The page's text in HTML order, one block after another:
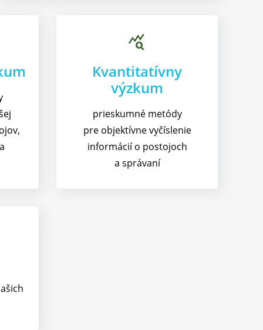
query_stats
Kvantitatívny
výzkum​
prieskumné metódy
pre objektívne vyčíslenie
informácií o postojoch
a správaní